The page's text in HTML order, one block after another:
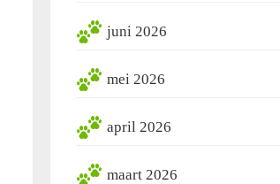
juni 2026
mei 2026
april 2026
maart 2026